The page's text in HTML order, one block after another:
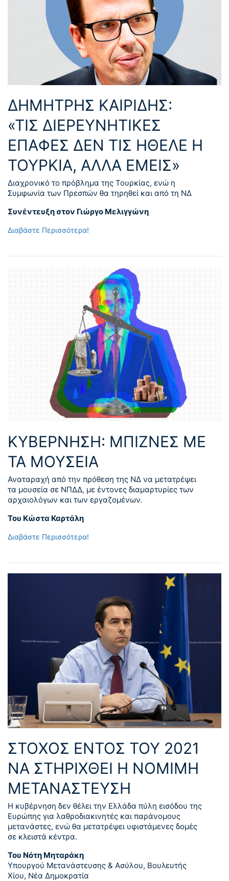
ΔΗΜΗΤΡΗΣ ΚΑΙΡΙΔΗΣ:
«ΤΙΣ ΔΙΕΡΕΥΝΗΤΙΚΕΣ
ΕΠΑΦΕΣ ΔΕΝ ΤΙΣ ΗΘΕΛΕ Η
ΤΟΥΡΚΙΑ, ΑΛΛΑ ΕΜΕΙΣ»
Διαχρονικό το πρόβλημα της Τουρκίας, ενώ η
Συμφωνία των Πρεσπών θα τηρηθεί και από τη ΝΔ
Συνέντευξη στον Γιώργο Μελιγγώνη
Διαβάστε Περισσότερα!
ΚΥΒΕΡΝΗΣΗ: ΜΠΙΖΝΕΣ ΜΕ
ΤΑ ΜΟΥΣΕΙΑ
Αναταραχή από την πρόθεση της ΝΔ να μετατρέψει
τα μουσεία σε ΝΠΔΔ, με έντονες διαμαρτυρίες των
αρχαιολόγων και των εργαζομένων.
Του Κώστα Καρτάλη
Διαβάστε Περισσότερα!
ΣΤΟΧΟΣ ΕΝΤΟΣ ΤΟΥ 2021
ΝΑ ΣΤΗΡΙΧΘΕΙ Η ΝΟΜΙΜΗ
ΜΕΤΑΝΑΣΤΕΥΣΗ
Η κυβέρνηση δεν θέλει την Ελλάδα πύλη εισόδου της
Ευρώπης για λαθροδιακινητές και παράνομους
μετανάστες, ενώ θα μετατρέψει υφιστάμενες δομές
σε κλειστά κέντρα.
Του Νότη Μηταράκη
Υπουργού Μετανάστευσης & Ασύλου, Βουλευτής
Χίου, Νέα Δημοκρατία